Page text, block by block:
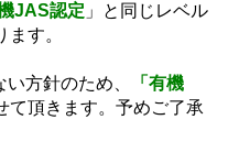
JAS認定 」と同じレベル
す。
方針のため、
「有機
て頂きます。予めご了承